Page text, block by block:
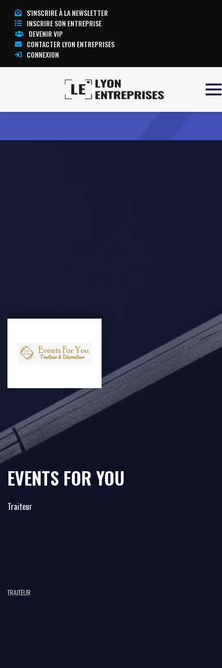
S'INSCRIRE À LA NEWSLETTER
INSCRIRE SON ENTREPRISE
DEVENIR VIP
CONTACTER LYON ENTREPRISES
CONNEXION
EVENTS FOR YOU
Traiteur
TRAITEUR